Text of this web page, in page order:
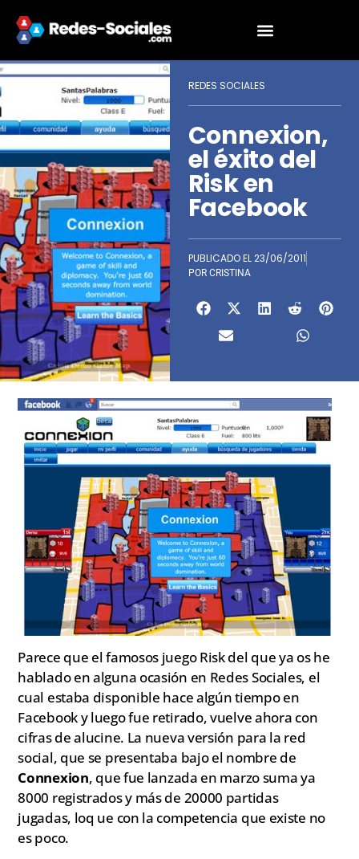
REDES SOCIALES
Connexion,
el éxito del
Risk en
Facebook
PUBLICADO EL23/06/2011
POR CRISTINA
Parece que el famosos juego Risk del que ya os he
hablado en alguna ocasión en Redes Sociales, el
cual estaba disponible hace algún tiempo en
Facebook y luego fue retirado, vuelve ahora con
cifras de alucine. La nueva versión para la red
social, que se presentaba bajo el nombre de
Connexion, que fue lanzada en marzo suma ya
8000 registrados y más de 20000 partidas
jugadas, loq ue con la competencia que existe no
es poco.